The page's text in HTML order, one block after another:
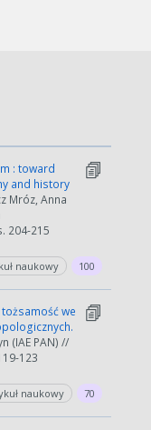
: toward
and history
Mróz, Anna
204-215
naukowy 100
we
(IAE PAN) //
123
naukowy 70